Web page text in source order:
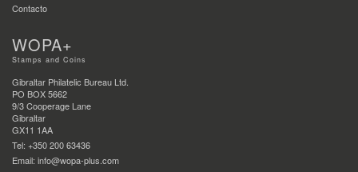
Contacto
WOPA+
Stamps and Coins
Gibraltar Philatelic Bureau Ltd.
PO BOX 5662
9/3 Cooperage Lane
Gibraltar
GX11 1AA
Tel: +350 200 63436
Email: info@wopa-plus.com